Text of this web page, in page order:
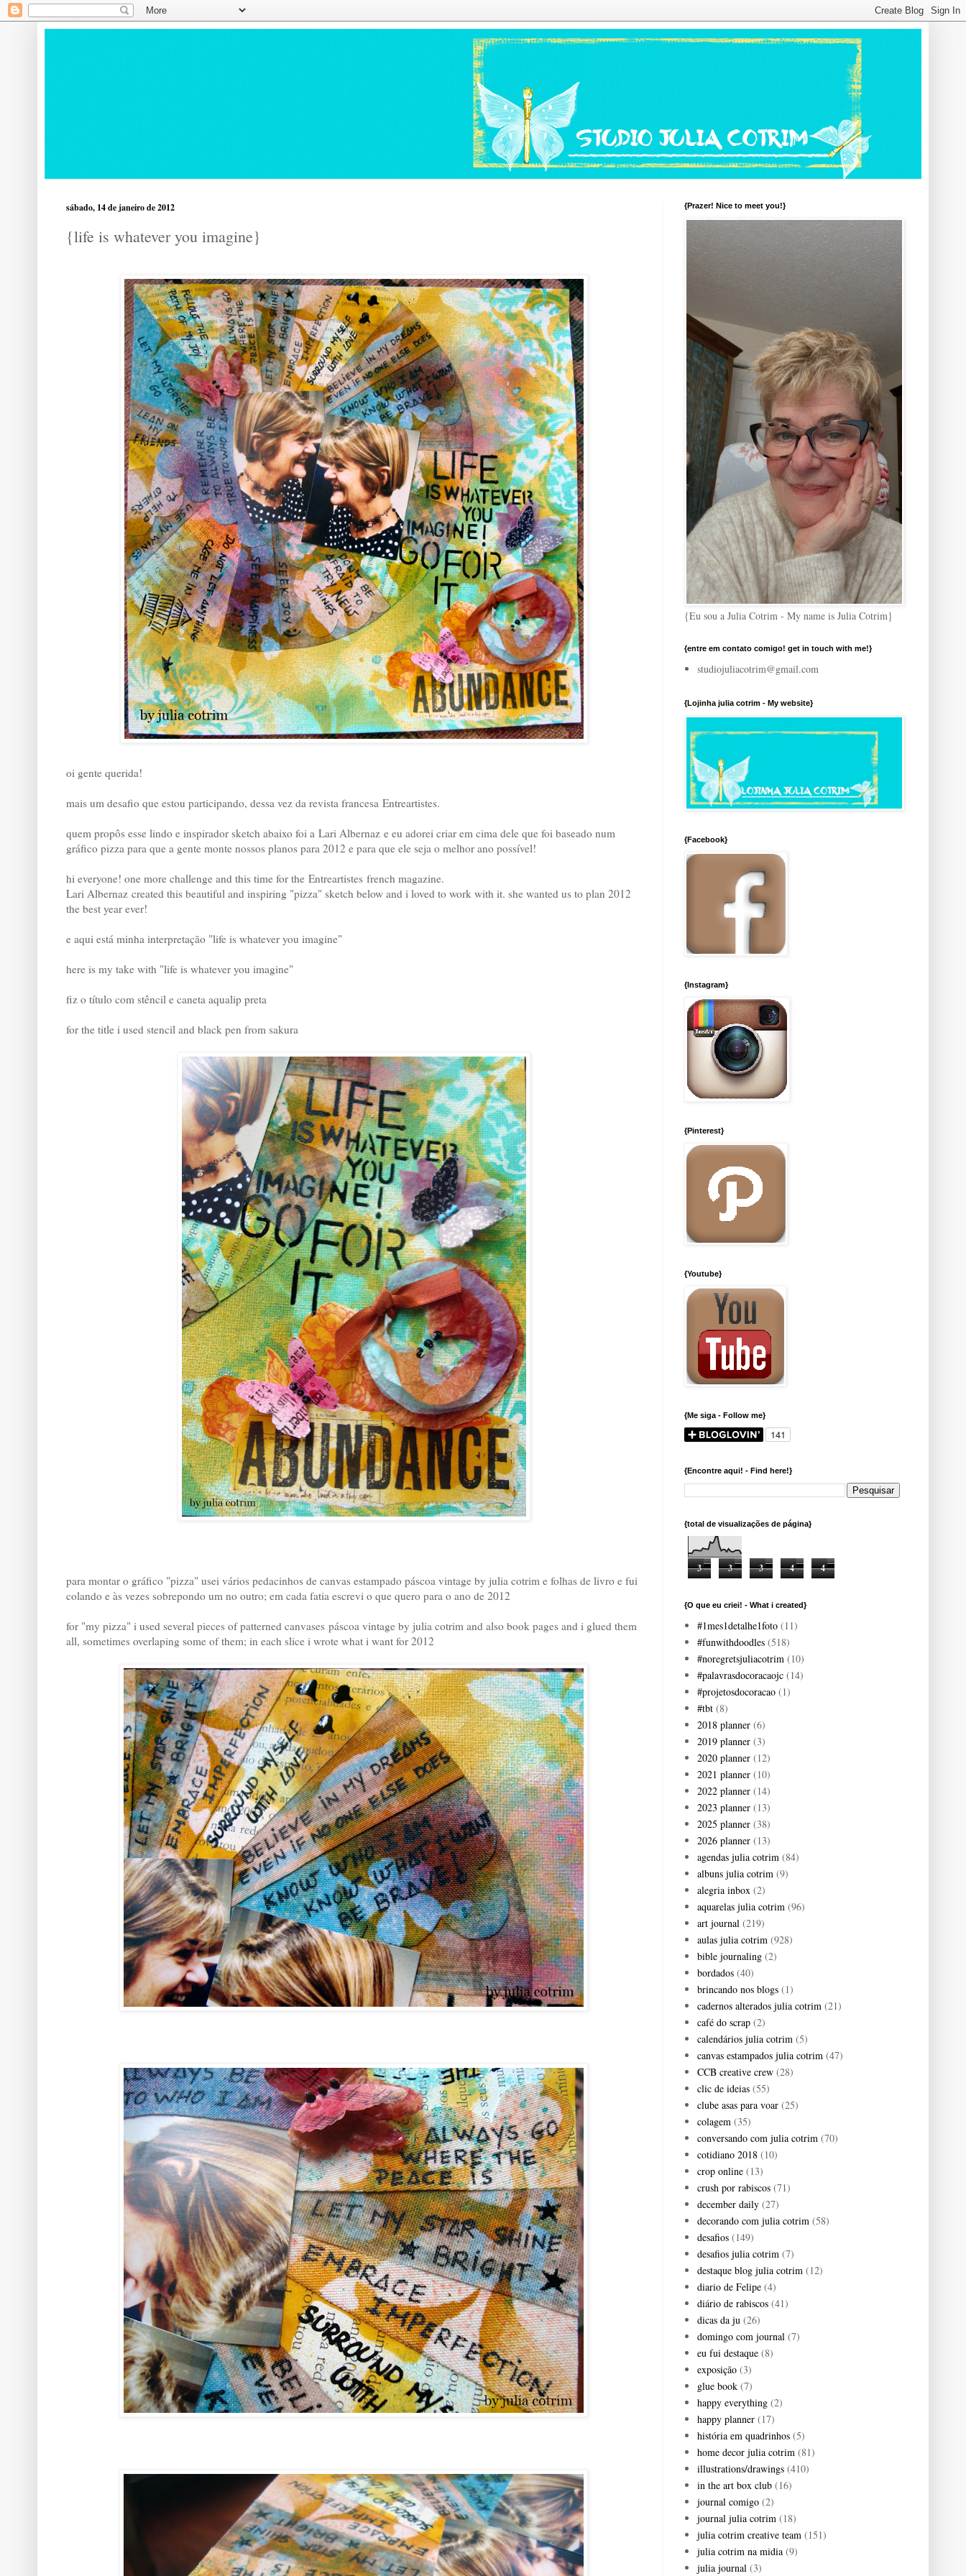
sábado, 14 de janeiro de 2012
{life is whatever you imagine}
oi gente querida!
mais um desafio que estou participando, dessa vez da revista francesa Entreartistes.
quem propôs esse lindo e inspirador sketch abaixo foi a Lari Albernaz e eu adorei criar em cima dele que foi baseado num
gráfico pizza para que a gente monte nossos planos para 2012 e para que ele seja o melhor ano possível!
hi everyone! one more challenge and this time for the Entreartistes french magazine.
Lari Albernaz created this beautiful and inspiring "pizza" sketch below and i loved to work with it. she wanted us to plan 2012
the best year ever!
e aqui está minha interpretação "life is whatever you imagine"
here is my take with "life is whatever you imagine"
fiz o título com stêncil e caneta aqualip preta
for the title i used stencil and black pen from sakura
para montar o gráfico "pizza" usei vários pedacinhos de canvas estampado páscoa vintage by julia cotrim e folhas de livro e fui
colando e às vezes sobrepondo um no outro; em cada fatia escrevi o que quero para o ano de 2012
for "my pizza" i used several pieces of patterned canvases páscoa vintage by julia cotrim and also book pages and i glued them
all, sometimes overlaping some of them; in each slice i wrote what i want for 2012
{Prazer! Nice to meet you!}
{Eu sou a Julia Cotrim - My name is Julia Cotrim}
{entre em contato comigo! get in touch with me!}
studiojuliacotrim@gmail.com
{Lojinha julia cotrim - My website}
{Facebook}
{Instagram}
{Pinterest}
{Youtube}
{Me siga - Follow me}
{Encontre aqui! - Find here!}
{total de visualizações de página}
3 3 3 4 4
{O que eu criei! - What i created}
#1mes1detalhe1foto (11)
#funwithdoodles (518)
#noregretsjuliacotrim (10)
#palavrasdocoracaojc (14)
#projetosdocoracao (1)
#tbt (8)
2018 planner (6)
2019 planner (3)
2020 planner (12)
2021 planner (10)
2022 planner (14)
2023 planner (13)
2025 planner (38)
2026 planner (13)
agendas julia cotrim (84)
albuns julia cotrim (9)
alegria inbox (2)
aquarelas julia cotrim (96)
art journal (219)
aulas julia cotrim (928)
bible journaling (2)
bordados (40)
brincando nos blogs (1)
cadernos alterados julia cotrim (21)
café do scrap (2)
calendários julia cotrim (5)
canvas estampados julia cotrim (47)
CCB creative crew (28)
clic de ideias (55)
clube asas para voar (25)
colagem (35)
conversando com julia cotrim (70)
cotidiano 2018 (10)
crop online (13)
crush por rabiscos (71)
december daily (27)
decorando com julia cotrim (58)
desafios (149)
desafios julia cotrim (7)
destaque blog julia cotrim (12)
diario de Felipe (4)
diário de rabiscos (41)
dicas da ju (26)
domingo com journal (7)
eu fui destaque (8)
exposição (3)
glue book (7)
happy everything (2)
happy planner (17)
história em quadrinhos (5)
home decor julia cotrim (81)
illustrations/drawings (410)
in the art box club (16)
journal comigo (2)
journal julia cotrim (18)
julia cotrim creative team (151)
julia cotrim na midia (9)
julia journal (3)